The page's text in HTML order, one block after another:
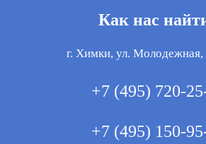
Как нас
г. Химки, ул. Молодежная,
+7 (495) 720-
+7 (495) 150-